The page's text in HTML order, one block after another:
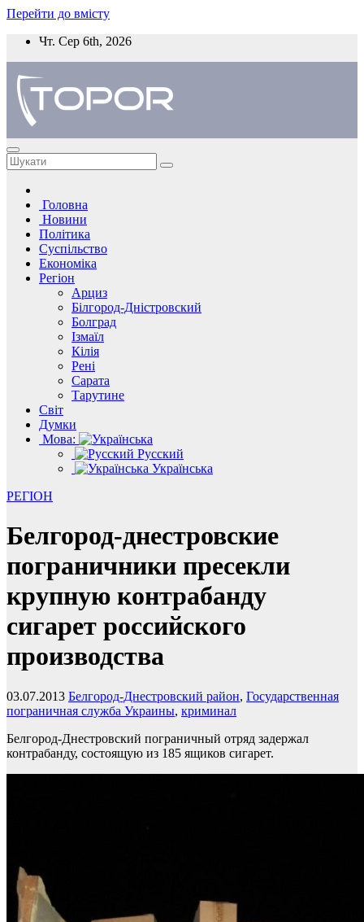
Перейти до вмісту
Чт. Сер 6th, 2026
Головна
Новини
Політика
Суспільство
Економіка
Регіон
Арциз
Білгород-Дністровский
Болград
Ізмаїл
Кілія
Рені
Сарата
Тарутине
Світ
Думки
Мова:
Русский
Українська
РЕГІОН
Белгород-днестровские
пограничники пресекли
крупную контрабанду
сигарет российского
производства
03.07.2013 Белгород-Днестровский район, Государственная
пограничная служба Украины, криминал
Белгород-Днестровский пограничный отряд задержал
контрабанду, состоящую из 185 ящиков сигарет.